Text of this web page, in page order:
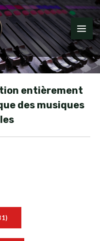
entièrement
des musiques